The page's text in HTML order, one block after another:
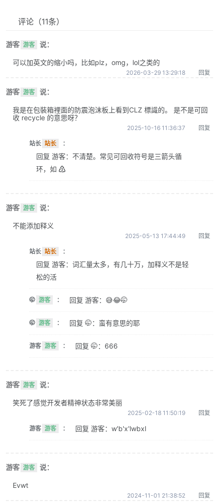
评论 （11条）
游客 游客 说：
可以加英文的缩小吗，比如plz，omg，lol之类的
2026-03-29 13:29:18 回复
游客 游客 说：
我是在包裝箱裡面的防震泡沫板上看到CLZ 標識的。 是不是可回
收 recycle 的意思呀？
2025-10-16 11:36:37 回复
站长 站长 ：
回复 游客：不清楚。常见可回收符号是三箭头循
环，如 ♴
游客 游客 说：
不能添加释义
2025-05-13 17:44:49 回复
站长 站长 ：
回复 游客：词汇量太多，有几十万，加释义不是轻
松的活
🤭 游客 ： 回复 游客：😅😂🤭
🤭 游客 ： 回复 🤭：蛮有意思的耶
游客 游客 ： 回复 🤭：666
游客 游客 说：
笑死了感觉开发者精神状态非常美丽
2025-02-18 11:50:19 回复
游客 游客 ： 回复 游客：w'b'x'lwbxl
游客 游客 说：
Evwt
2024-11-01 21:38:52 回复